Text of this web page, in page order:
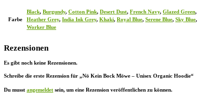
Farbe
Black, Burgundy, Cotton Pink, Desert Dust, French Navy, Glazed Green,
Heather Grey, India Ink Grey, Khaki, Royal Blue, Serene Blue, Sky Blue,
Worker Blue
Rezensionen
Es gibt noch keine Rezensionen.
Schreibe die erste Rezension für „Nö Kein Bock Möwe – Unisex Organic Hoodie“
Du musst angemeldet sein, um eine Rezension veröffentlichen zu können.